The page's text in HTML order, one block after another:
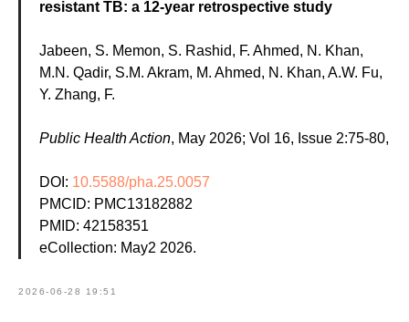
resistant TB: a 12-year retrospective study
Jabeen, S. Memon, S. Rashid, F. Ahmed, N. Khan,
M.N. Qadir, S.M. Akram, M. Ahmed, N. Khan, A.W. Fu,
Y. Zhang, F.
Public Health Action, May 2026; Vol 16, Issue 2:75-80,
DOI: 10.5588/pha.25.0057
PMCID: PMC13182882
PMID: 42158351
eCollection: May2 2026.
2026-06-28 19:51